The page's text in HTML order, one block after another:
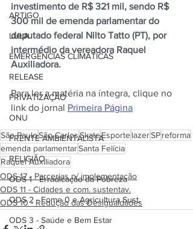
ARTIGO
LULA
EMERGÊNCIAS CLIMÁTICAS
RELEASE
PRIVATIZAÇÃO
ONU
FRENTE AMBIENTALISTA
RELIGIÃO
ODS 1 - Erradicação da Pobreza
ODS 2 - Fome 0 e Agricultura Sust.
ODS 3 - Saúde e Bem Estar
investimento de R$ 321 mil, sendo R$
300 mil de emenda parlamentar do
deputado federal Nilto Tatto (PT), por
intermédio da vereadora Raquel
Auxiliadora.
Para ler a matéria na íntegra, clique no
link do jornal Primeira Página
São PauloSão CarlosSkateEsportelazerSPreforma
emenda parlamentarSanta Felícia
Raquel Auxiliadora
ODS 17 - Parcerias p/ implementação
ODS 11 - Cidades e com. sustentav.
ODS 10 - Redução das Desigualdades